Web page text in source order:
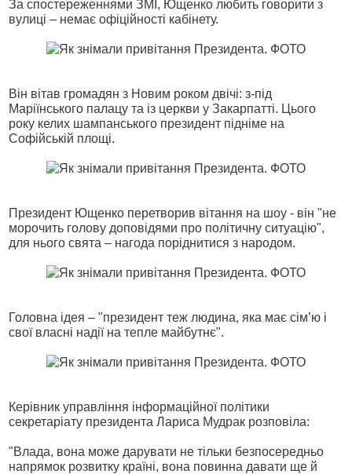
За спостереженнями ЗМІ, Ющенко любить говорити з
вулиці – немає офіційності кабінету.
Він вітав громадян з Новим роком двічі: з-під
Маріїнського палацу та із церкви у Закарпатті. Цього
року келих шампанського президент підніме на
Софійській площі.
Президент Ющенко перетворив вітання на шоу - він "не
морочить голову доповідями про політичну ситуацію",
для нього свята – нагода поріднитися з народом.
Головна ідея – "президент теж людина, яка має сім’ю і
свої власні надії на тепле майбутнє".
Керівник управління інформаційної політики
секретаріату президента Лариса Мудрак розповіла:
"Влада, вона може дарувати не тільки безпосередньо
напрямок розвитку країні, вона повинна давати ще й